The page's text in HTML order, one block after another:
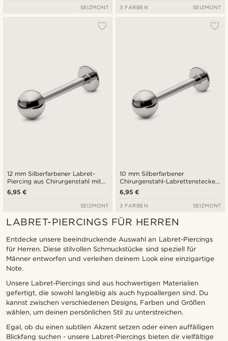
SEIZMONT 3 FARBEN SEIZMONT
12 mm Silberfarbener Labret-
Piercing aus Chirurgenstahl mit
Kugelspitze
6,95 €
SEIZMONT
10 mm Silberfarbener
Chirurgenstahl-Labrettenstecker
mit Kugelspitze
6,95 €
3 FARBEN SEIZMONT
LABRET-PIERCINGS FÜR HERREN
Entdecke unsere beeindruckende Auswahl an Labret-Piercings
für Herren. Diese stilvollen Schmuckstücke sind speziell für
Männer entworfen und verleihen deinem Look eine einzigartige
Note.
Unsere Labret-Piercings sind aus hochwertigen Materialien
gefertigt, die sowohl langlebig als auch hypoallergen sind. Du
kannst zwischen verschiedenen Designs, Farben und Größen
wählen, um deinen persönlichen Stil zu unterstreichen.
Egal, ob du einen subtilen Akzent setzen oder einen auffälligen
Blickfang suchen - unsere Labret-Piercings bieten dir vielfältige